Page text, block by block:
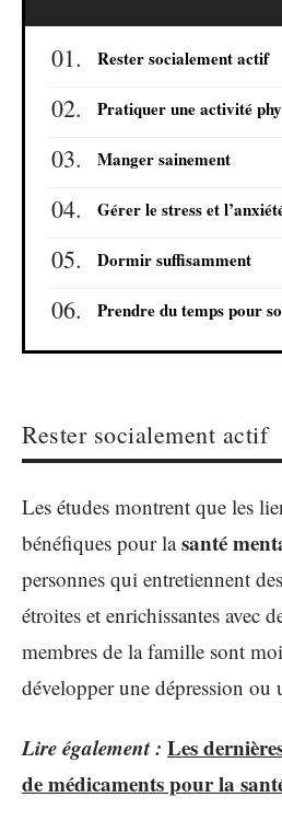
Rester socialement actif
Pratiquer une activité
Manger sainement
Gérer le stress et
Dormir suffisamment
Prendre du temps pour
Rester socialement actif
Les études montrent que les
bénéfiques pour lasanté
personnes qui entretiennent
étroites et enrichissantes avec
membres de la famille sont
développer une dépression ou
Lire également : Les
de médicaments pour la